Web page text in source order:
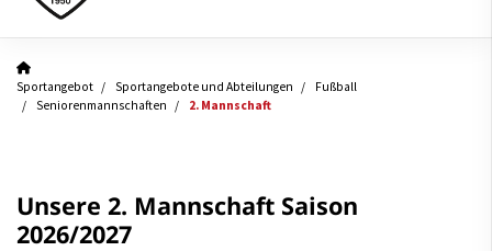
Sportangebot Sportangebote und Abteilungen
Fußball
Seniorenmannschaften
2. Mannschaft
Unsere 2. Mannschaft Saison
2026/2027